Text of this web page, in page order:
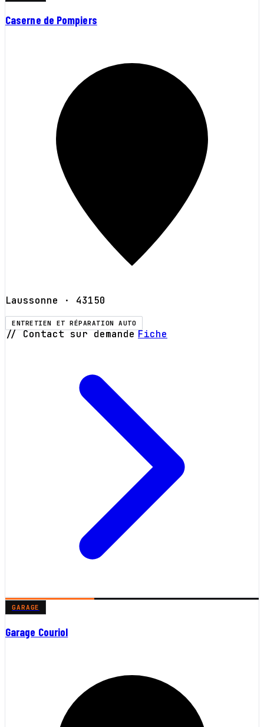
Caserne de Pompiers
Laussonne · 43150
ENTRETIEN ET RÉPARATION AUTO
// Contact sur demande Fiche
GARAGE
Garage Couriol